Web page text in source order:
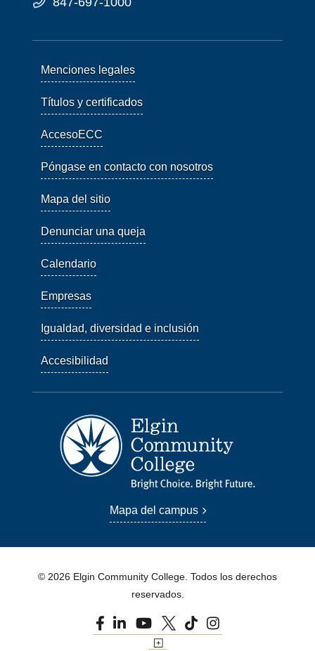
Menciones legales
Títulos y certificados
AccesoECC
Póngase en contacto con nosotros
Mapa del sitio
Denunciar una queja
Calendario
Empresas
Igualdad, diversidad e inclusión
Accesibilidad
Mapa del campus
© 2026 Elgin Community College. Todos los derechos
reservados.